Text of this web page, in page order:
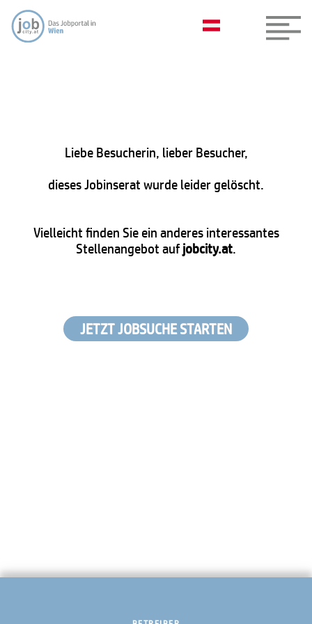
Liebe Besucherin, lieber Besucher,
dieses Jobinserat wurde leider gelöscht.
Vielleicht finden Sie ein anderes interessantes
Stellenangebot aufjobcity.at.
JETZT JOBSUCHE STARTEN